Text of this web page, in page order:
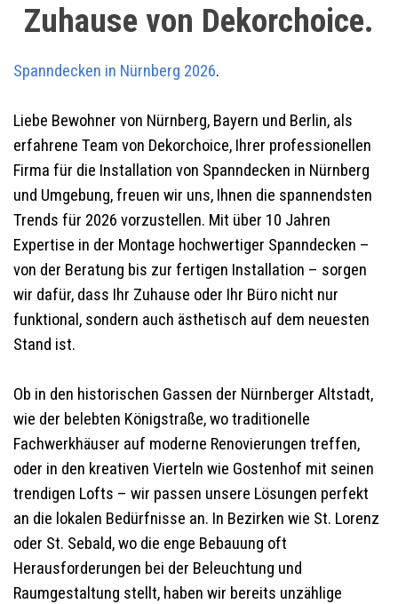
Zuhause von Dekorchoice.
Spanndecken in Nürnberg 2026.
Liebe Bewohner von Nürnberg, Bayern und Berlin, als
erfahrene Team von Dekorchoice, Ihrer professionellen
Firma für die Installation von Spanndecken in Nürnberg
und Umgebung, freuen wir uns, Ihnen die spannendsten
Trends für 2026 vorzustellen. Mit über 10 Jahren
Expertise in der Montage hochwertiger Spanndecken –
von der Beratung bis zur fertigen Installation – sorgen
wir dafür, dass Ihr Zuhause oder Ihr Büro nicht nur
funktional, sondern auch ästhetisch auf dem neuesten
Stand ist.
Ob in den historischen Gassen der Nürnberger Altstadt,
wie der belebten Königstraße, wo traditionelle
Fachwerkhäuser auf moderne Renovierungen treffen,
oder in den kreativen Vierteln wie Gostenhof mit seinen
trendigen Lofts – wir passen unsere Lösungen perfekt
an die lokalen Bedürfnisse an. In Bezirken wie St. Lorenz
oder St. Sebald, wo die enge Bebauung oft
Herausforderungen bei der Beleuchtung und
Raumgestaltung stellt, haben wir bereits unzählige